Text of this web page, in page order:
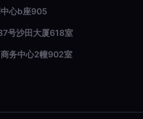
心b座905
号沙田大厦618室
务中心2幢902室